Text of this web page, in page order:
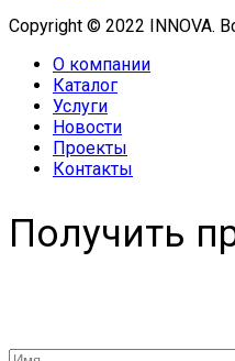
Copyright © 2022 INNOVA.
О компании
Каталог
Услуги
Новости
Проекты
Контакты
Получить